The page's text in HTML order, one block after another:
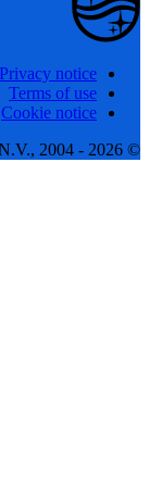
Privacy notice
Terms of use
Cookie notice